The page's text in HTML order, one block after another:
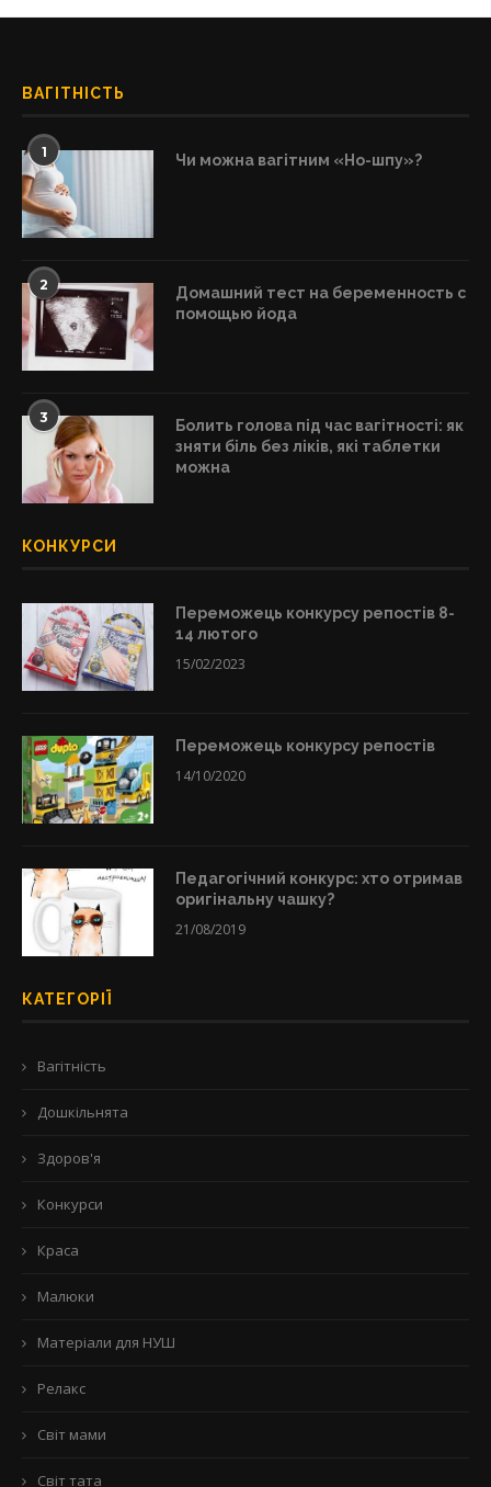
ВАГІТНІСТЬ
1 Чи можна вагітним «Но-шпу»?
2
Домашний тест на беременность с
помощью йода
3
Болить голова під час вагітності: як
зняти біль без ліків, які таблетки
можна
КОНКУРСИ
Переможець конкурсу репостів 8-
14 лютого
15/02/2023
Переможець конкурсу репостів
14/10/2020
Педагогічний конкурс: хто отримав
оригінальну чашку?
21/08/2019
КАТЕГОРІЇ
Вагітність
Дошкільнята
Здоров'я
Конкурси
Краса
Малюки
Матеріали для НУШ
Релакс
Світ мами
Світ тата